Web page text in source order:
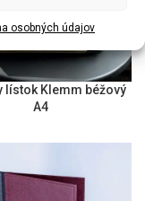
osobných údajov
lístok Klemm béžový
A4